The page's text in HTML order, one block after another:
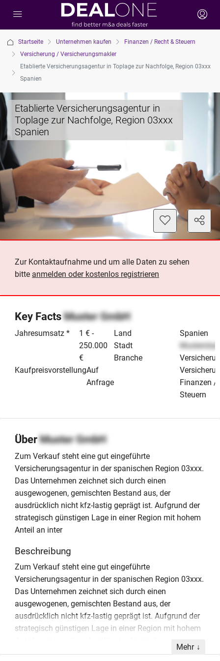
Startseite Unternehmen kaufen
Finanzen / Recht & Steuern
Versicherung / Versicherungsmakler
Etablierte Versicherungsagentur in Toplage zur Nachfolge, Region 03xxx
Spanien
Etablierte Versicherungsagentur in
Toplage zur Nachfolge, Region 03xxx
Spanien
Zur Kontaktaufnahme und um alle Daten zu sehen
bitte anmelden oder kostenlos registrieren
Key FactsMuster GmbH
Jahresumsatz *
1 € -
250.000
€
KaufpreisvorstellungAuf
Anfrage
Land
Spanien
Stadt
Branche
Finanzen /
Steuern
ÜberMuster GmbH
Zum Verkauf steht eine gut eingeführte
Versicherungsagentur in der spanischen Region 03xxx.
Das Unternehmen zeichnet sich durch einen
ausgewogenen, gemischten Bestand aus, der
ausdrücklich nicht kfz-lastig geprägt ist. Aufgrund der
strategisch günstigen Lage in einer Region mit hohem
Anteil an inter
Beschreibung
Zum Verkauf steht eine gut eingeführte
Versicherungsagentur in der spanischen Region 03xxx.
Das Unternehmen zeichnet sich durch einen
ausgewogenen, gemischten Bestand aus, der
ausdrücklich nicht kfz-lastig geprägt ist. Aufgrund der
strategisch günstigen Lage in einer Region mit hohem
Geschäftsmodell signifikante Wachstumspotenziale.
Mehr